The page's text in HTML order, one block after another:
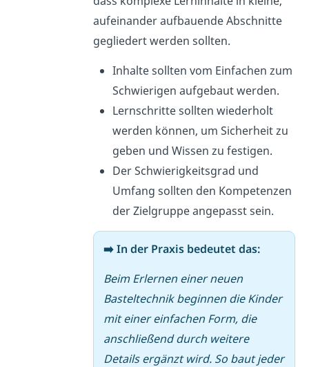
aufeinander aufbauende Abschnitte
gegliedert werden sollten.
Inhalte sollten vom Einfachen zum
Schwierigen aufgebaut werden.
Lernschritte sollten wiederholt
werden können, um Sicherheit zu
geben und Wissen zu festigen.
Der Schwierigkeitsgrad und
Umfang sollten den Kompetenzen
der Zielgruppe angepasst sein.
➡️ In der Praxis bedeutet das:
Beim Erlernen einer neuen
Basteltechnik beginnen die Kinder
mit einer einfachen Form, die
anschließend durch weitere
Details ergänzt wird. So baut jeder